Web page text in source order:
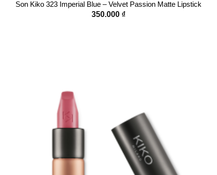
Son Kiko 323 Imperial Blue – Velvet Passion Matte Lipstick
350.000 ₫